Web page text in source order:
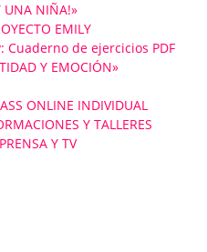
UNA NIÑA!»
EMILY
Cuaderno de ejercicios PDF
Y EMOCIÓN»
ONLINE INDIVIDUAL
Y TALLERES
Y TV